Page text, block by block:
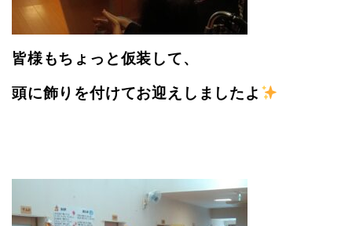
皆様もちょっと仮装して、
頭に飾りを付けてお迎えしましたよ